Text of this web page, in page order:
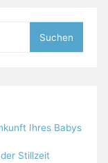
Ihres Babys
Stillzeit